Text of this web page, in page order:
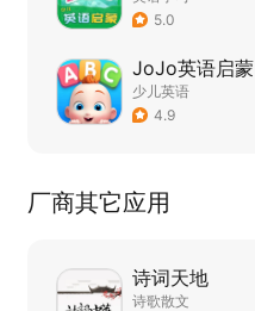
5.0
JoJo英语启蒙
少儿英语
4.9
厂商其它应用
诗词天地
诗歌散文